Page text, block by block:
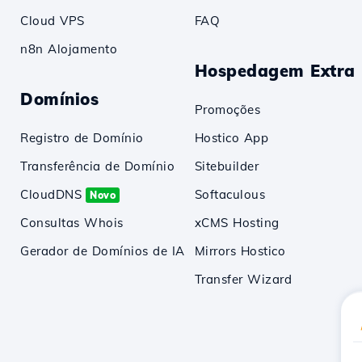
Cloud VPS
n8n Alojamento
Domínios
Registro de Domínio
Transferência de Domínio
CloudDNS
Novo
Consultas Whois
Gerador de Domínios de IA
FAQ
Hospedagem Extra
Promoções
Hostico App
Sitebuilder
Softaculous
xCMS Hosting
Mirrors Hostico
Transfer Wizard